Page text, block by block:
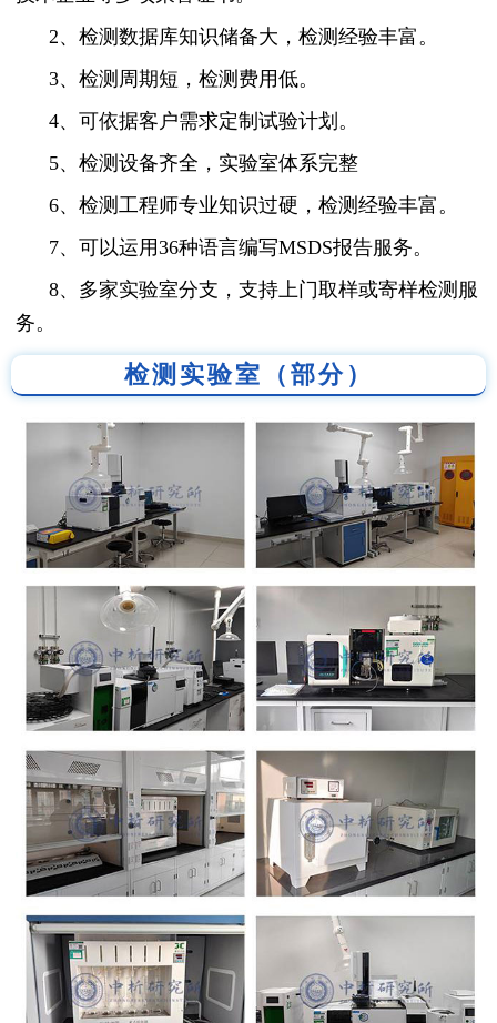
2、检测数据库知识储备大，检测经验丰富。
3、检测周期短，检测费用低。
4、可依据客户需求定制试验计划。
5、检测设备齐全，实验室体系完整
6、检测工程师专业知识过硬，检测经验丰富。
7、可以运用36种语言编写MSDS报告服务。
8、多家实验室分支，支持上门取样或寄样检测服
务。
检测实验室（部分）